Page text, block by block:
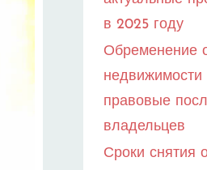
в 2025 году
Обременение
недвижимости
правовые
владельцев
Сроки снятия